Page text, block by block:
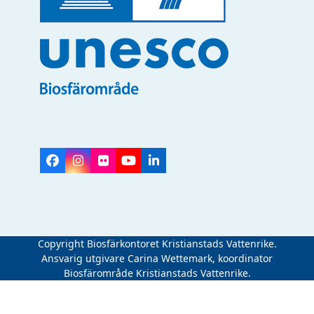
Facebook
Instagram
FlickrYouTubeLinkedIn
Copyright Biosfärkontoret Kristianstads Vattenrike.
Ansvarig utgivare Carina Wettemark, koordinator
Biosfärområde Kristianstads Vattenrike.